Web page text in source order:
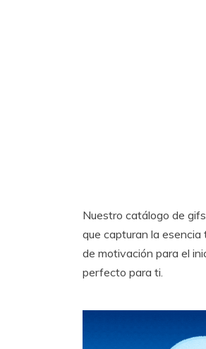
Nuestro catálogo de
que capturan la esencia
de motivación para el
perfecto para ti.